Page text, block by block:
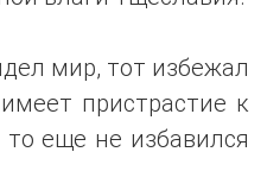
мир, тот избежал
пристрастие к
еще не избавился